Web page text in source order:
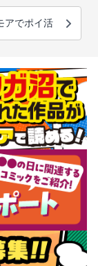
アでポイ活